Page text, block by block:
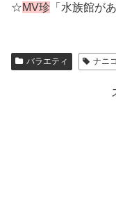
☆MV珍 「水族館が
バラエティ ナニ